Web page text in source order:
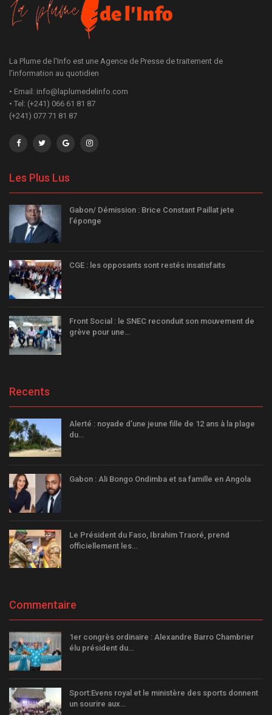
La Plume de l'Info est une Agence de Presse de traitement de
l'information au quotidien
• Email: info@laplumedelinfo.com
• Tel: (+241) 066 61 81 87
(+241) 077 71 81 87
Les Plus Lus
Gabon/ Démission : Brice Constant Paillat jete
l’éponge
CGE : les opposants sont restés insatisfaits
Front Social : le SNEC reconduit son mouvement de
grève pour une…
Recents
Alerté : noyade d’une jeune fille de 12 ans à la plage
du…
Gabon : Ali Bongo Ondimba et sa famille en Angola
Le Président du Faso, Ibrahim Traoré, prend
officiellement les…
Commentaire
1er congrès ordinaire : Alexandre Barro Chambrier
élu président du…
Sport:Evens royal et le ministère des sports donnent
un sourire aux…